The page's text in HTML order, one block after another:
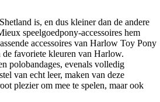
is, en dus kleiner dan de andere
speelgoedpony-accessoires hem
accessoires van Harlow Toy Pony
favoriete kleuren van Harlow.
polobandages, evenals volledig
van echt leer, maken van deze
plezier om mee te spelen, maar ook